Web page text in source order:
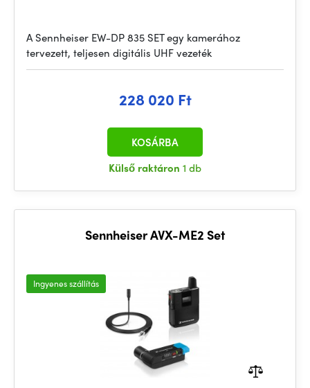
A Sennheiser EW-DP 835 SET egy kamerához
tervezett, teljesen digitális UHF vezeték
228 020 Ft
Külső raktáron 1 db
KOSÁRBA
Sennheiser AVX-ME2 Set
Ingyenes szállítás